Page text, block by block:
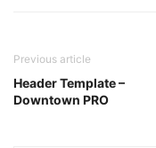
Previous article
Header Template –
Downtown PRO